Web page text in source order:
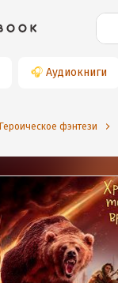
🎧 Аудиокниги
Героическое фэнтези